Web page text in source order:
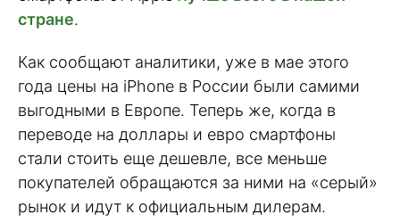
стране.
Как сообщают аналитики, уже в мае этого
года цены на iPhone в России были самими
выгодными в Европе. Теперь же, когда в
переводе на доллары и евро смартфоны
стали стоить еще дешевле, все меньше
покупателей обращаются за ними на «серый»
рынок и идут к официальным дилерам.